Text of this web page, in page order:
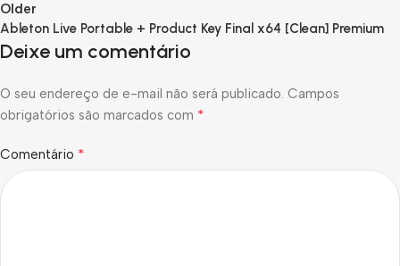
Older
Ableton Live Portable + Product Key Final x64 [Clean] Premium
Deixe um comentário
O seu endereço de e-mail não será publicado. Campos
obrigatórios são marcados com *
Comentário *